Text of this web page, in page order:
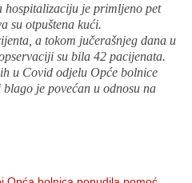
hospitalizaciju je primljeno pet
su otpuštena kući.
a tokom jučerašnjeg dana u
su bila 42 pacijenata.
u Covid odjelu Opće bolnice
je povećan u odnosu na